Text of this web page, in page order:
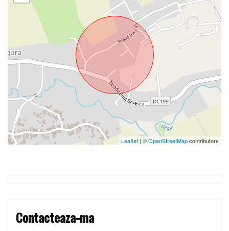
Leaflet | ©OpenStreetMapcontributors
Contacteaza-ma